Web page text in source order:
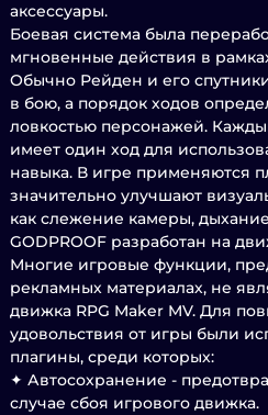
аксессуары.
Боевая система была
мгновенные действия в
Обычно Рейден и его
в бою, а порядок ходов
ловкостью персонажей.
имеет один ход для
навыка. В игре применяются
значительно улучшают
как слежение камеры,
GODPROOF разработан на
Многие игровые функции,
рекламных материалах, не
движка RPG Maker MV. Для
удовольствия от игры были
плагины, среди которых:
✦ Автосохранение -
случае сбоя игрового движка.